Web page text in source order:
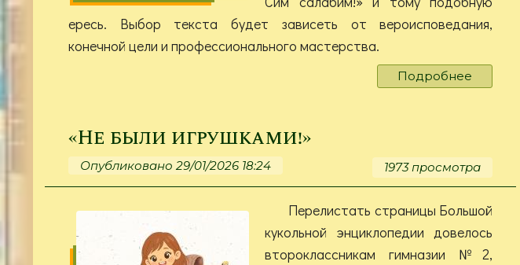
ересь. Выбор текста будет зависеть от вероисповедания,
конечной цели и профессионального мастерства.
Подробнее
Сеанс
розовых
тонах
«Не были игрушками!»
Опубликовано 29/01/2026 18:24 1973 просмотра
Перелистать страницы Большой
кукольной энциклопедии довелось
второклассникам гимназии №2,